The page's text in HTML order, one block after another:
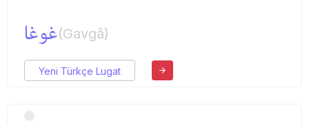
غوغا(Gavgâ)
Yeni Türkçe Lugat